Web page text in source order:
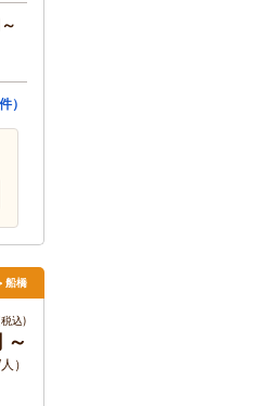
）
船橋
込)
）